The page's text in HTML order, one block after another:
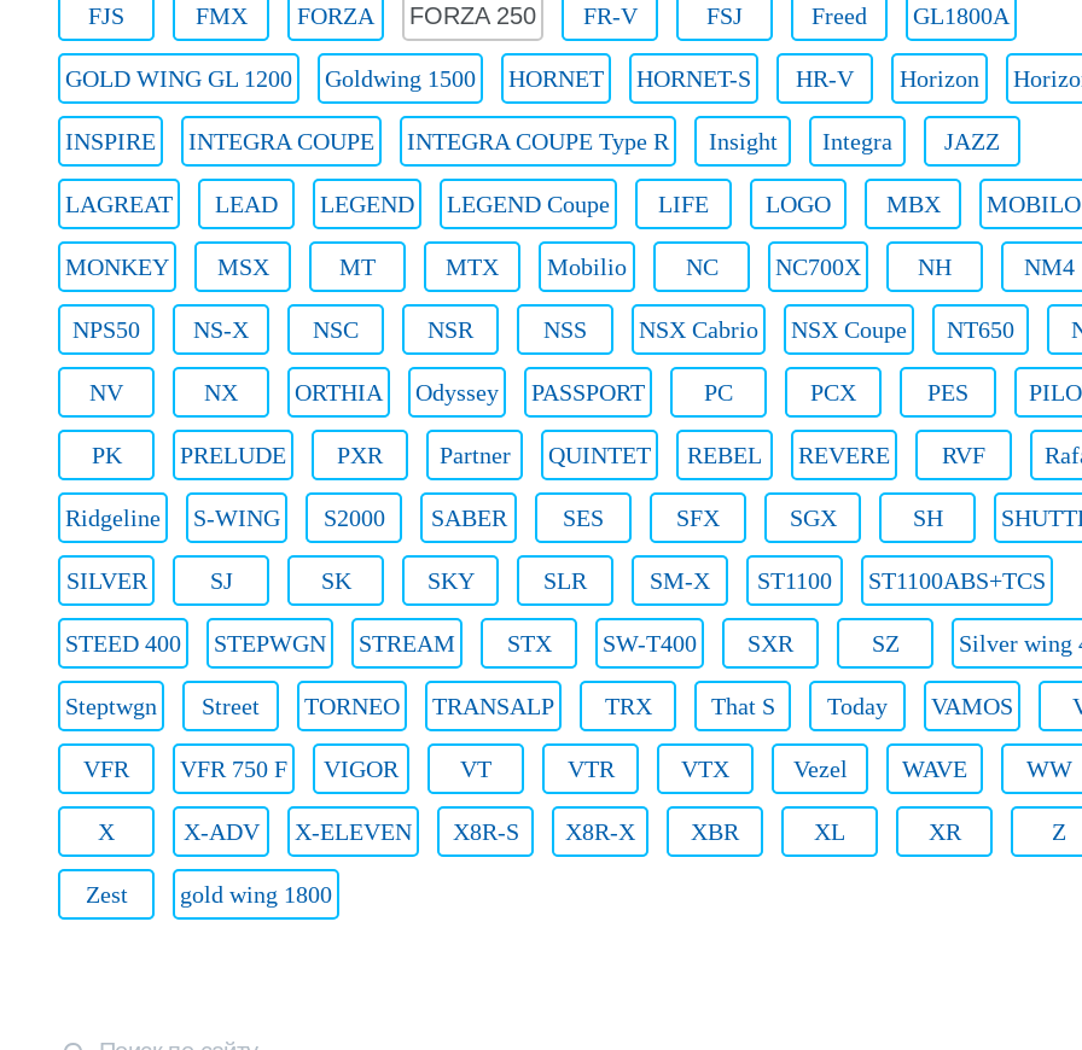
FJS FMX FORZA FORZA 250 FR-V FSJ Freed GL1800A
GOLD WING GL 1200 Goldwing 1500 HORNET HORNET-S HR-V Horizon
INSPIRE INTEGRA COUPE INTEGRA COUPE Type R Insight Integra JAZZ
LAGREAT LEAD LEGEND LEGEND Coupe LIFE LOGO MBX MOBILO
MONKEY MSX MT MTX Mobilio NC NC700X NH NM4
NPS50 NS-X NSC NSR NSS NSX Cabrio NSX Coupe NT650
NV NX ORTHIA Odyssey PASSPORT PC PCX PES
PK PRELUDE PXR Partner QUINTET REBEL REVERE RVF
Ridgeline S-WING S2000 SABER SES SFX SGX SH
SILVER SJ SK SKY SLR SM-X ST1100 ST1100ABS+TCS
STEED 400 STEPWGN STREAM STX SW-T400 SXR SZ Silver wing
Steptwgn Street TORNEO TRANSALP TRX That S Today VAMOS
VFR VFR 750 F VIGOR VT VTR VTX Vezel WAVE WW
X X-ADV X-ELEVEN X8R-S X8R-X XBR XL XR Z
Zest gold wing 1800